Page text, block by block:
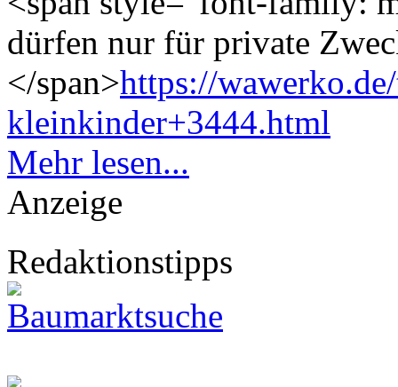
dürfen nur für private
</span>https://
kleinkinder+3444.html
Mehr lesen...
Anzeige
Redaktionstipps